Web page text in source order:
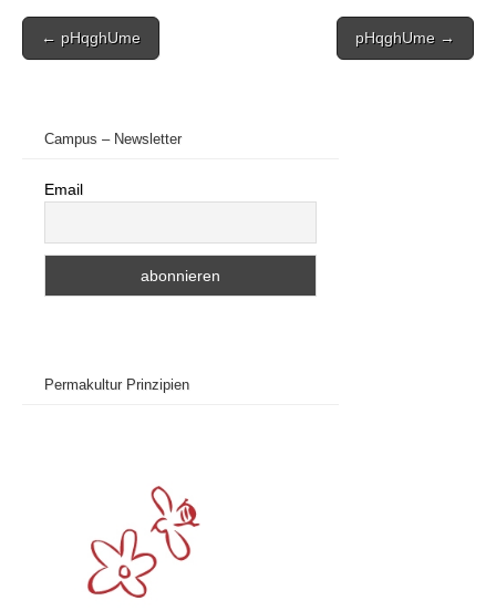
Post
navigation
← pHqghUme pHqghUme →
Campus – Newsletter
Email
Permakultur Prinzipien